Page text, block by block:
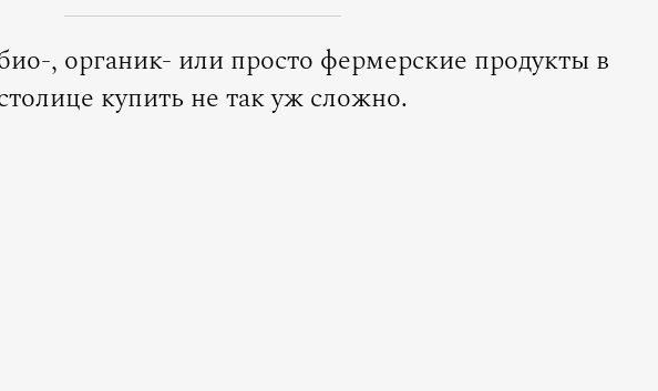
, органик- или просто фермерские продукты в
купить не так уж сложно.